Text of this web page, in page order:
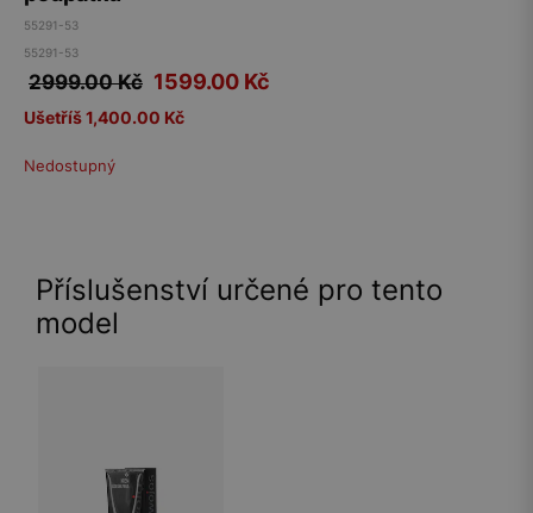
55291-53
55291-53
2999.00 Kč 1599.00 Kč
Ušetříš 1,400.00 Kč
Nedostupný
Příslušenství určené pro tento
model